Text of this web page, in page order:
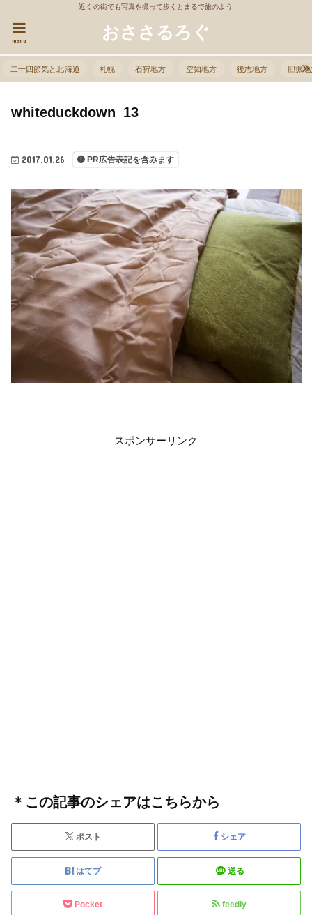
近くの街でも写真を撮って歩くとまるで旅のよう
おささるろぐ
menu
二十四節気と北海道 札幌 石狩地方 空知地方 後志地方 胆振
2017.01.26 PR広告表記を含みます
whiteduckdown_13
スポンサーリンク
＊この記事のシェアはこちらから
ポスト シェア
はてブ 送る
Pocket feedly